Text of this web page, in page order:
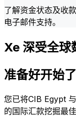
了解资金状态及收
电子邮件支持。
Xe 深受全球
准备好开始了
您已将CIB Egypt
的国际汇款挖掘最